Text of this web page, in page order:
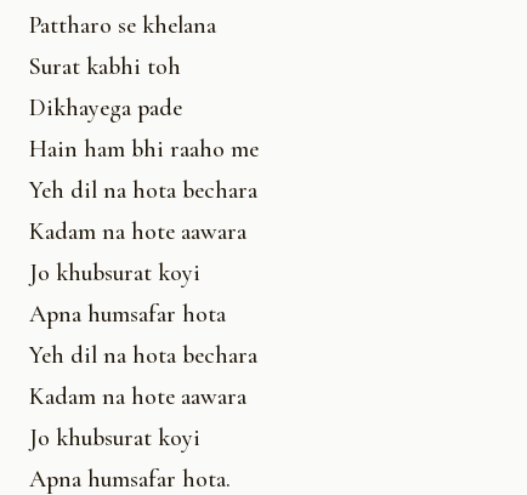
Pattharo se khelana
Surat kabhi toh
Dikhayega pade
Hain ham bhi raaho me
Yeh dil na hota bechara
Kadam na hote aawara
Jo khubsurat koyi
Apna humsafar hota
Yeh dil na hota bechara
Kadam na hote aawara
Jo khubsurat koyi
Apna humsafar hota.